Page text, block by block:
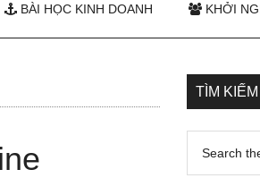
BÀI HỌC KINH DOANH KHỞI
TÌM KIẾM